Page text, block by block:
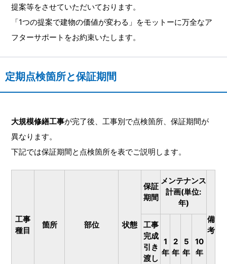
提案等をさせていただいております。
「1つの提案で建物の価値が変わる」をモットーに万全なア
フターサポートをお約束いたします。
定期点検箇所と保証期間
大規模修繕工事が完了後、工事別で点検箇所、保証期間が
異なります。
下記では保証期間と点検箇所を表でご説明します。
工事
種目
箇所 部位 状態
保証
期間
メンテナンス
計画(単位:
年)
備
考
工事
完成
引き
渡し
1
年
2
年
5
年
10
年